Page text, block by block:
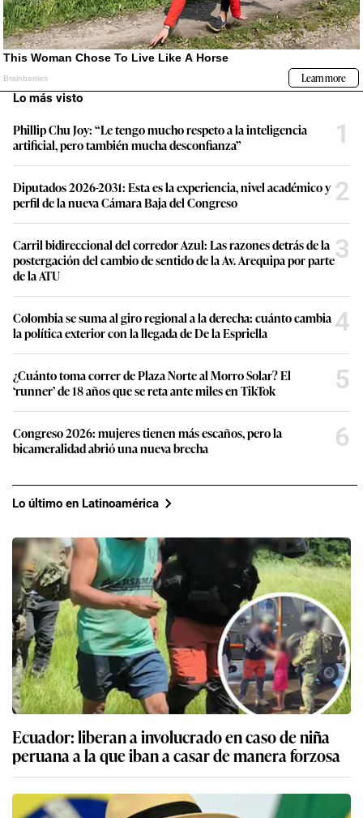
Lo más visto
Phillip Chu Joy: “Le tengo mucho respeto a la inteligencia
artificial, pero también mucha desconfianza”
1
Diputados 2026-2031: Esta es la experiencia, nivel académico y
perfil de la nueva Cámara Baja del Congreso
2
Carril bidireccional del corredor Azul: Las razones detrás de la
postergación del cambio de sentido de la Av. Arequipa por parte
de la ATU
3
Colombia se suma al giro regional a la derecha: cuánto cambia
la política exterior con la llegada de De la Espriella
4
¿Cuánto toma correr de Plaza Norte al Morro Solar? El
‘runner’ de 18 años que se reta ante miles en TikTok
5
Congreso 2026: mujeres tienen más escaños, pero la
bicameralidad abrió una nueva brecha
6
Lo último en Latinoamérica
Ecuador: liberan a involucrado en caso de niña
peruana a la que iban a casar de manera forzosa